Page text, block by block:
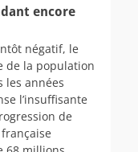
encore
négatif, le
de la population
les années
l’insuffisante
de